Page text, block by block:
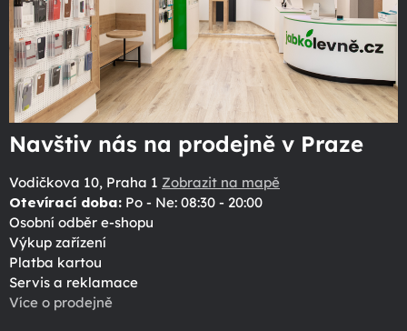
Navštiv nás na prodejně v Praze
Vodičkova 10, Praha 1 Zobrazit na mapě
Otevírací doba: Po - Ne: 08:30 - 20:00
Osobní odběr e-shopu
Výkup zařízení
Platba kartou
Servis a reklamace
Více o prodejně